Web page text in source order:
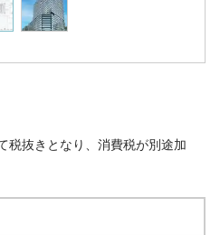
税抜きとなり、消費税が別途加